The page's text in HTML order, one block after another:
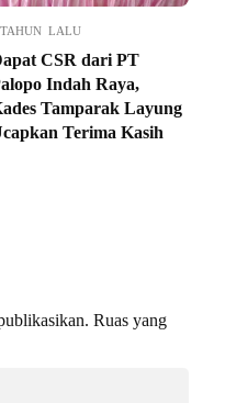
LALU
CSR dari PT
Indah Raya,
Tamparak Layung
Terima Kasih
Ruas yang